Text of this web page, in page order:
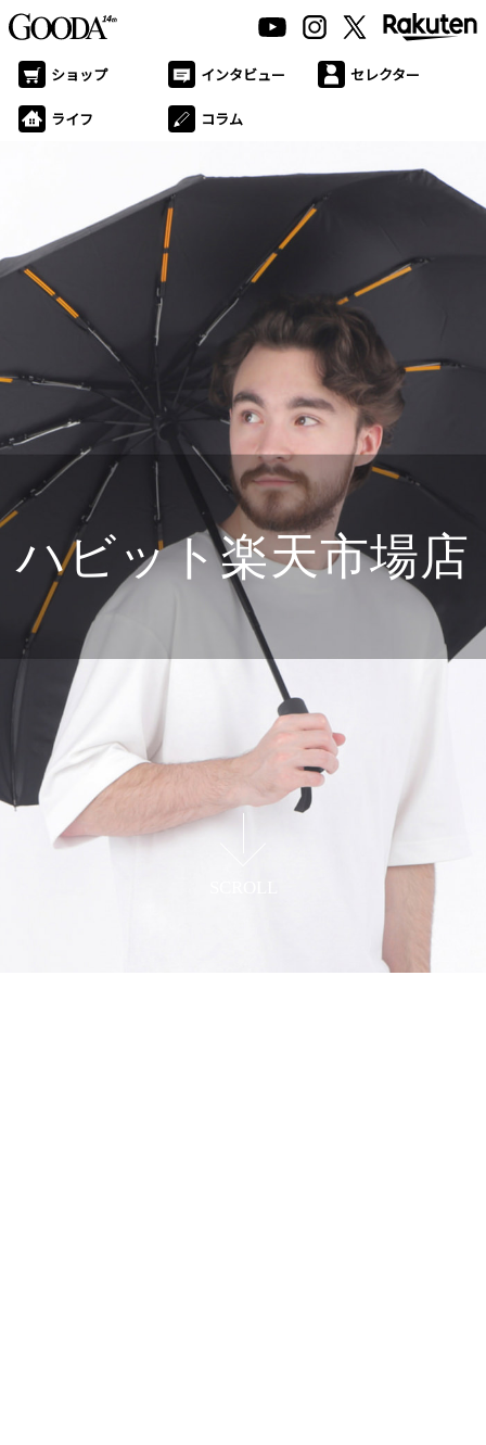
ショップ インタビュー セレクター
ライフ コラム
ハビット楽天市場店
価値あるアイテムを
リーズナブルに提供する